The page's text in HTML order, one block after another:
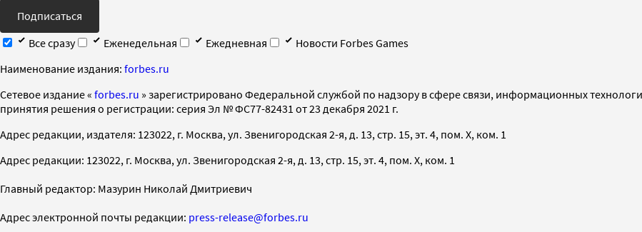
Подписаться
Все сразу
Еженедельная Ежедневная
Новости Forbes Games
Наименование издания: forbes.ru
Cетевое издание « forbes.ru » зарегистрировано Федеральной службой по надзору в сфере связи, информационных
принятия решения о регистрации: серия Эл № ФС77-82431 от 23 декабря 2021 г.
Адрес редакции, издателя: 123022, г. Москва, ул. Звенигородская 2-я, д. 13, стр. 15, эт. 4, пом. X, ком. 1
Адрес редакции: 123022, г. Москва, ул. Звенигородская 2-я, д. 13, стр. 15, эт. 4, пом. X, ком. 1
Главный редактор: Мазурин Николай Дмитриевич
Адрес электронной почты редакции: press-release@forbes.ru